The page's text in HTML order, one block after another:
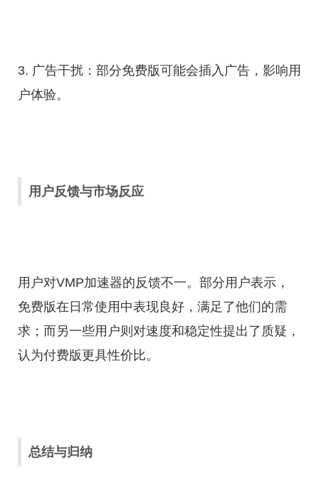
3. 广告干扰：部分免费版可能会插入广告，影响用
户体验。
用户反馈与市场反应
用户对VMP加速器的反馈不一。部分用户表示，
免费版在日常使用中表现良好，满足了他们的需
求；而另一些用户则对速度和稳定性提出了质疑，
认为付费版更具性价比。
总结与归纳